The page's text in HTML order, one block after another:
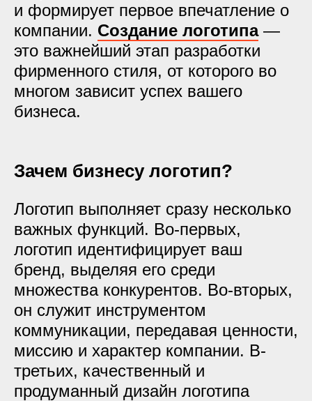
и формирует первое впечатление о
компании. Создание логотипа—
это важнейший этап разработки
фирменного стиля, от которого во
многом зависит успех вашего
бизнеса.
Зачем бизнесу логотип?
Логотип выполняет сразу несколько
важных функций. Во-первых,
логотип идентифицирует ваш
бренд, выделяя его среди
множества конкурентов. Во-вторых,
он служит инструментом
коммуникации, передавая ценности,
миссию и характер компании. В-
третьих, качественный и
продуманный дизайн логотипа